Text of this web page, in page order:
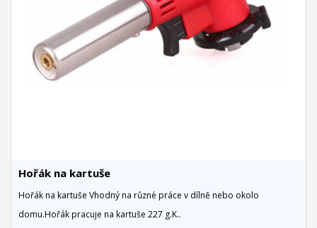
Hořák na kartuše
Hořák na kartuše Vhodný na různé práce v dílně nebo okolo
domu.Hořák pracuje na kartuše 227 g.K..